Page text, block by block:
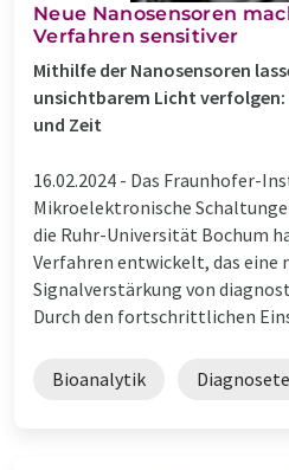
Neue Nanosensoren
Verfahren sensitiver
Mithilfe der Nanosensoren
unsichtbarem Licht verfolgen:
und Zeit
16.02.2024 - Das Fraunhofer-
Mikroelektronische
die Ruhr-Universität Bochum
Verfahren entwickelt, das eine
Signalverstärkung von
Durch den fortschrittlichen
Bioanalytik